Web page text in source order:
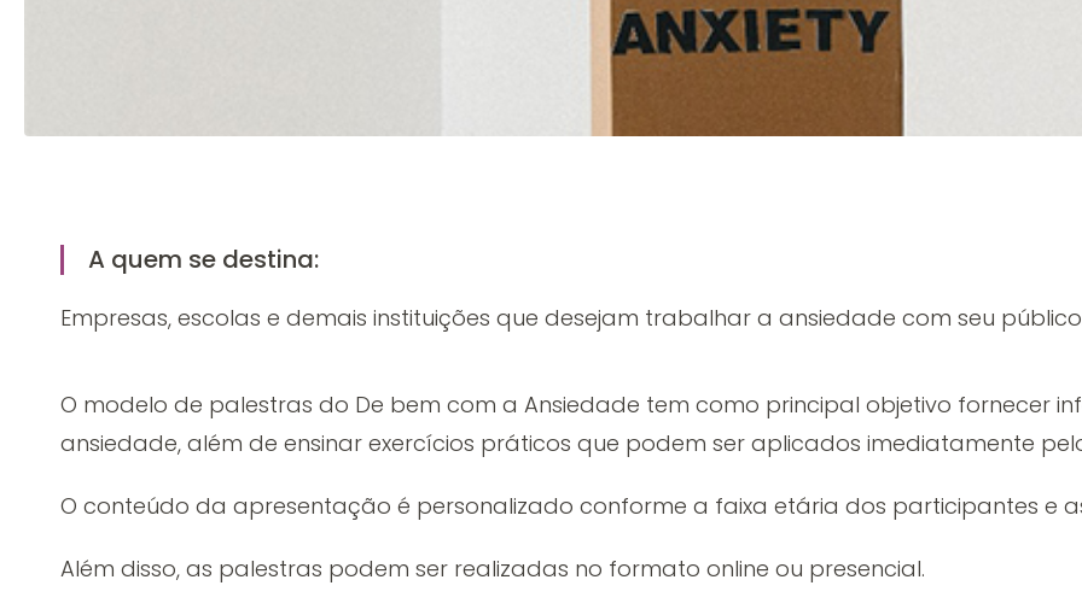
A quem se destina:
Empresas, escolas e demais instituições que desejam trabalhar a ansiedade com seu
O modelo de palestras do De bem com a Ansiedade tem como principal objetivo fornecer
ansiedade, além de ensinar exercícios práticos que podem ser aplicados imediatamente
O conteúdo da apresentação é personalizado conforme a faixa etária dos participantes e
Além disso, as palestras podem ser realizadas no formato online ou presencial.